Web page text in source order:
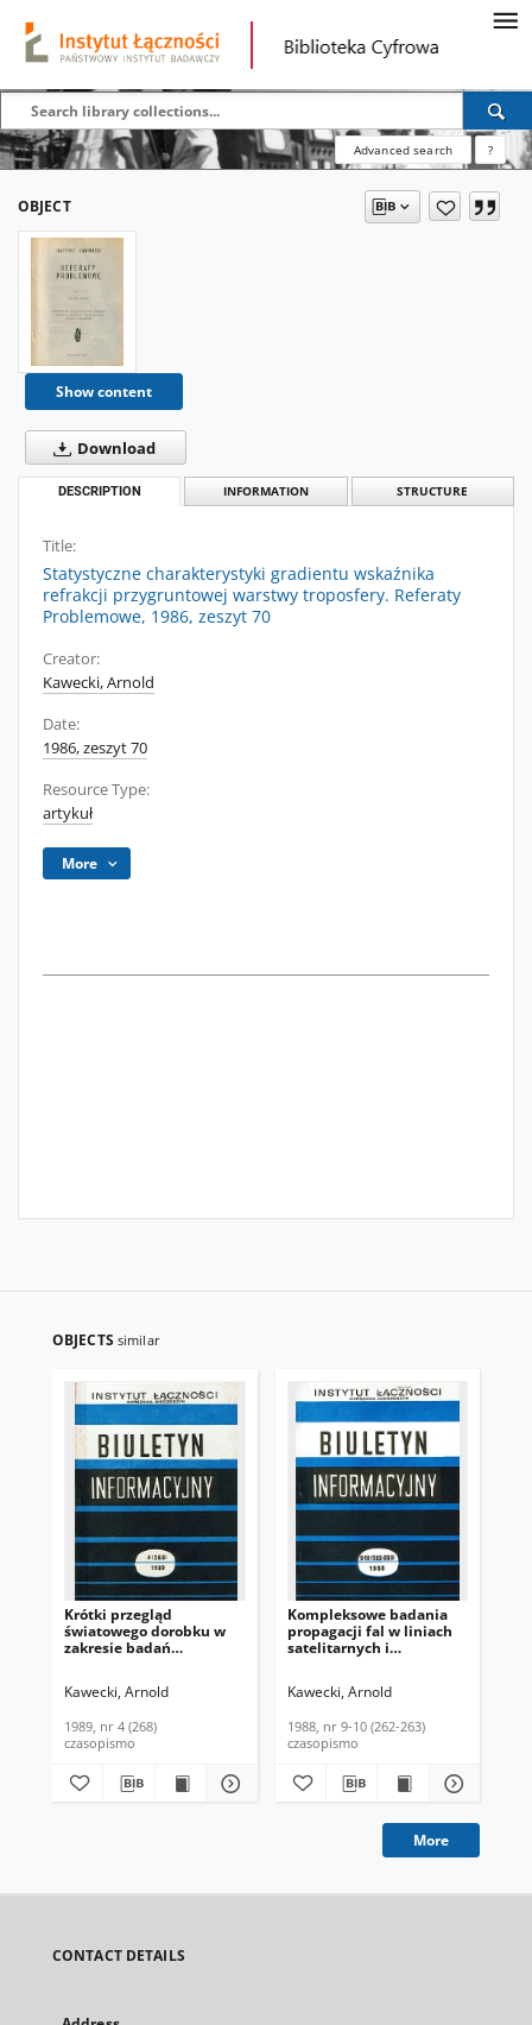
Advanced search ?
OBJECT
Show content
Download
DESCRIPTION INFORMATION STRUCTURE
Title:
Statystyczne charakterystyki gradientu wskaźnika
refrakcji przygruntowej warstwy troposfery. Referaty
Problemowe, 1986, zeszyt 70
Creator:
Kawecki, Arnold
Date:
1986, zeszyt 70
Resource Type:
artykuł
More
OBJECTS similar
Krótki przegląd
światowego dorobku w
zakresie badań
Informacyjny, 1989, nr 4
Kawecki, Arnold
1989, nr 4 (268)
czasopismo
Kompleksowe badania
propagacji fal w liniach
satelitarnych i
10 (262-263)
Kawecki, Arnold
1988, nr 9-10 (262-263)
czasopismo
More
CONTACT DETAILS